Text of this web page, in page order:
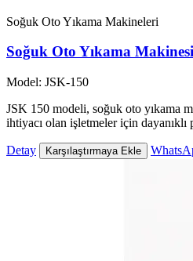
Soğuk Oto Yıkama Makineleri
Soğuk Oto Yıkama
Model: JSK-150
JSK 150 modeli, soğuk oto yıkama
ihtiyacı olan işletmeler için
Detay Karşılaştırmaya Ekle